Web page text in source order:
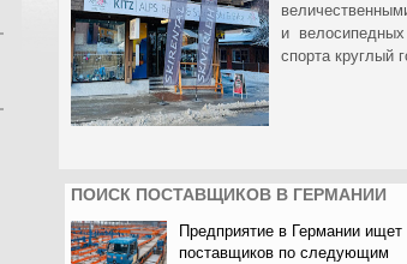
и
спорта круглый
ПОИСК ПОСТАВЩИКОВ В ГЕРМАНИИ
Предприятие в Германии ищет
поставщиков по следующим